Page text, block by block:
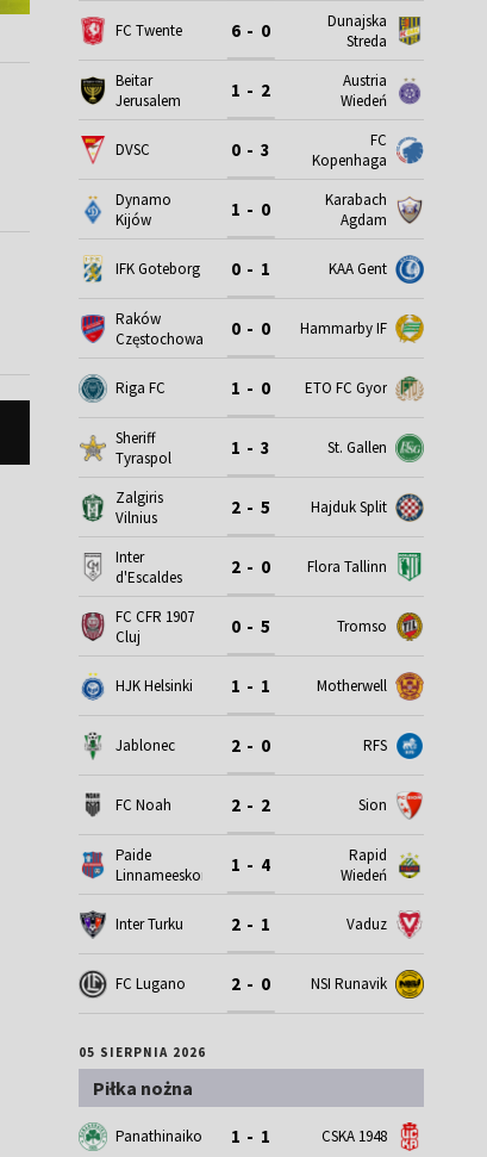
FC Twente 6 - 0
Dunajska
Streda
Beitar
Jerusalem
1 - 2
Austria
Wiedeń
DVSC 0 - 3
FC
Kopenhaga
Dynamo
Kijów
1 - 0
Karabach
Agdam
IFK Goteborg 0 - 1 KAA Gent
Raków
Częstochowa
0 - 0 Hammarby IF
Riga FC 1 - 0 ETO FC Gyor
Sheriff
Tyraspol
1 - 3 St. Gallen
Zalgiris
Vilnius
2 - 5 Hajduk Split
Inter
d'Escaldes
2 - 0 Flora Tallinn
FC CFR 1907
Cluj
0 - 5 Tromso
HJK Helsinki 1 - 1 Motherwell
Jablonec 2 - 0 RFS
FC Noah 2 - 2 Sion
Paide
Linnameeskond
1 - 4
Rapid
Wiedeń
Inter Turku 2 - 1 Vaduz
FC Lugano 2 - 0 NSI Runavik
05 SIERPNIA 2026
Piłka nożna
Panathinaikos 1 - 1 CSKA 1948